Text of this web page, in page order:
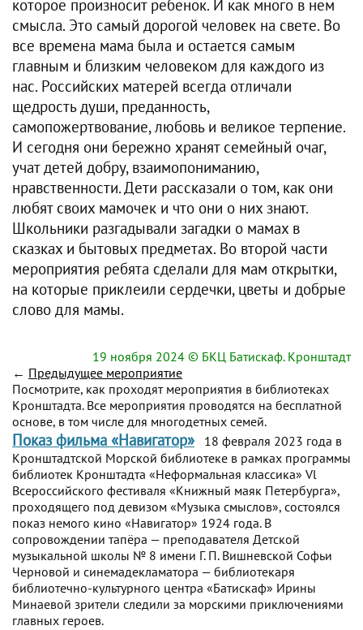
которое произносит ребенок. И как много в нем
смысла. Это самый дорогой человек на свете. Во
все времена мама была и остается самым
главным и близким человеком для каждого из
нас. Российских матерей всегда отличали
щедрость души, преданность,
самопожертвование, любовь и великое терпение.
И сегодня они бережно хранят семейный очаг,
учат детей добру, взаимопониманию,
нравственности. Дети рассказали о том, как они
любят своих мамочек и что они о них знают.
Школьники разгадывали загадки о мамах в
сказках и бытовых предметах. Во второй части
мероприятия ребята сделали для мам открытки,
на которые приклеили сердечки, цветы и добрые
слово для мамы.
19 ноября 2024 © БКЦ Батискаф. Кронштадт
← Предыдущее мероприятие
Посмотрите, как проходят мероприятия в библиотеках
Кронштадта. Все мероприятия проводятся на бесплатной
основе, в том числе для многодетных семей.
Показ фильма «Навигатор»
18 февраля 2023 года в
Кронштадтской Морской библиотеке в рамках программы
библиотек Кронштадта «Неформальная классика» Vl
Всероссийского фестиваля «Книжный маяк Петербурга»,
проходящего под девизом «Музыка смыслов», состоялся
показ немого кино «Навигатор» 1924 года. В
сопровождении тапёра — преподавателя Детской
музыкальной школы № 8 имени Г. П. Вишневской Софьи
Черновой и синемадекламатора — библиотекаря
библиотечно-культурного центра «Батискаф» Ирины
Минаевой зрители следили за морскими приключениями
главных героев.